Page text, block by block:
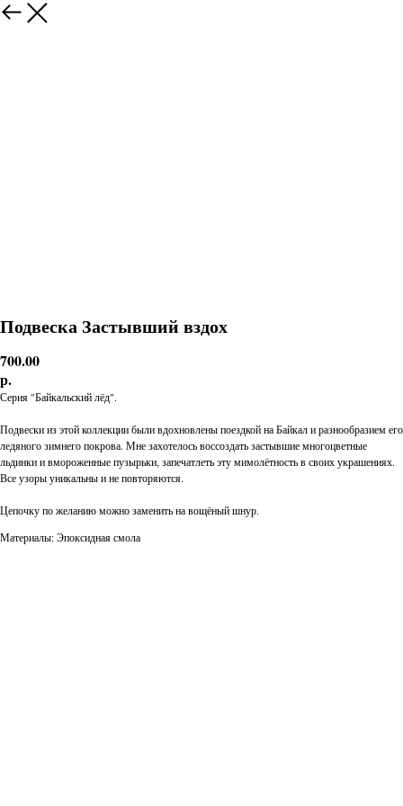
Подвеска Застывший вздох
700.00
р.
Серия "Байкальский лёд".
Подвески из этой коллекции были вдохновлены поездкой на Байкал и разнообразием его
ледяного зимнего покрова. Мне захотелось воссоздать застывшие многоцветные
льдинки и вмороженные пузырьки, запечатлеть эту мимолётность в своих украшениях.
Все узоры уникальны и не повторяются.
Цепочку по желанию можно заменить на вощёный шнур.
Материалы: Эпоксидная смола